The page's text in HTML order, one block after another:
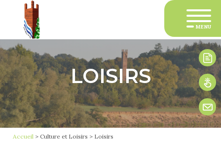
MENU
LOISIRS
Accueil >Culture et Loisirs > Loisirs